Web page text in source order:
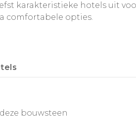
karakteristieke hotels uit
comfortabele opties.
bouwsteen